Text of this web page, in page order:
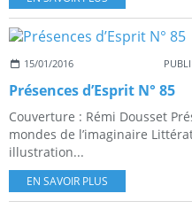
15/01/2016
Présences d’Esprit N° 85
Couverture : Rémi Dousset
mondes de l’imaginaire
illustration...
EN SAVOIR PLUS